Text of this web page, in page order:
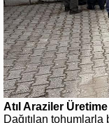
Atıl Araziler Üretime
Dağıtılan tohumlarla